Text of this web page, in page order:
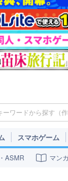
スマホゲーム
ASMR マン